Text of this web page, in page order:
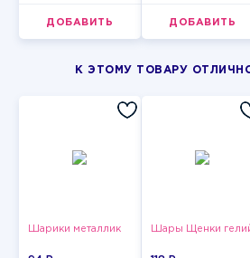
ДОБАВИТЬ ДОБАВИТЬ
К ЭТОМУ ТОВАРУ
Шарики металлик Шары Щенки